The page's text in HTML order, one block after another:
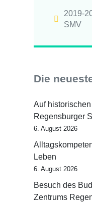
2019-
SMV
Die
Auf
Regensburger
6. August 2026
Leben
6. August 2026
Besuch des
Zentrums